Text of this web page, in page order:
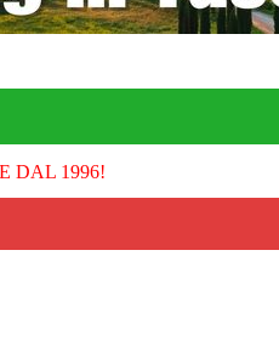
DAL 1996!